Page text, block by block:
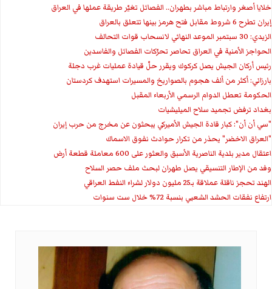
خلايا أصغر وارتباط مباشر بطهران.. الفصائل تغيّر طريقة عملها في العراق
إيران تطرح 6 شروط مقابل فتح هرمز بينها تتعلق بالعراق
الزيدي: 30 سبتمبر الموعد النهائي لانسحاب قوات التحالف
الحواجز الأمنية في العراق تحاصر تحرّكات الفصائل والفاسدين
رئيس أركان الجيش يصل كركوك ويقرر حلّ قيادة عمليات غرب دجلة
بارزاني: أكثر من ألف هجوم بالصواريخ والمسيرات استهدف كردستان
الحكومة تعطل الدوام الرسمي الأربعاء المقبل
بغداد ترفض تجميد سلاح الميليشيات
"سي أن أن": كبار قادة الجيش الأميركي يبحثون عن مخرج من حرب إيران
"العراق الاخضر" يحذر من تكرار حوادث نفوق الاسماك
اعتقال مدير بلدية الناصرية الأسبق والعثور على 600 معاملة قطعة أرض
وفد من الإطار التنسيقي يصل طهران لبحث ملف حصر السلاح
الهند تحجز ناقلة عملاقة بـ25 مليون دولار لشراء النفط العراقي
ارتفاع نفقات الحشد الشعبي بنسبة 72% خلال ست سنوات